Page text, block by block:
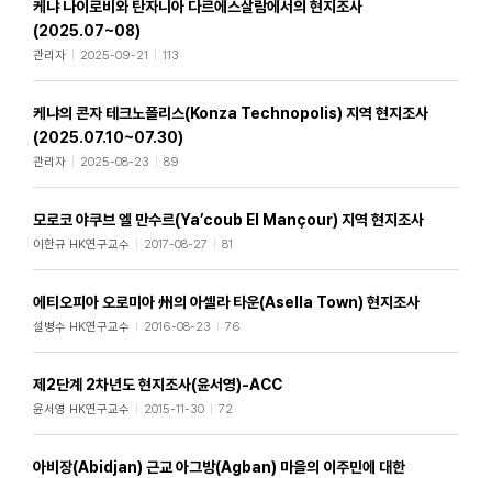
케냐 나이로비와 탄자니아 다르에스살람에서의 현지조사
(2025.07~08)
관리자 2025-09-21 113
케냐의 콘자 테크노폴리스(Konza Technopolis) 지역 현지조사
(2025.07.10~07.30)
관리자 2025-08-23 89
모로코 야쿠브 엘 만수르(Ya’coub El Mançour) 지역 현지조사
이한규 HK연구교수 2017-08-27 81
에티오피아 오로미아 州의 아셀라 타운(Asella Town) 현지조사
설병수 HK연구교수 2016-08-23 76
제2단계 2차년도 현지조사(윤서영)-ACC
윤서영 HK연구교수 2015-11-30 72
아비장(Abidjan) 근교 아그방(Agban) 마을의 이주민에 대한